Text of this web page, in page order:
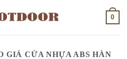
0
GIÁ CỬA NHỰA ABS HÀN